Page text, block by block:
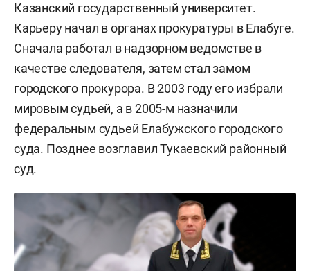
Казанский государственный университет.
Карьеру начал в органах прокуратуры в Елабуге.
Сначала работал в надзорном ведомстве в
качестве следователя, затем стал замом
городского прокурора. В 2003 году его избрали
мировым судьей, а в 2005-м назначили
федеральным судьей Елабужского городского
суда. Позднее возглавил Тукаевский районный
суд.